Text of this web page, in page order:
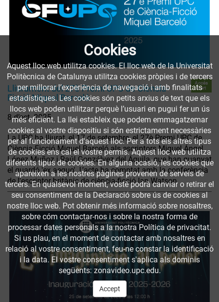
Lliurament del 27è Premi UPC de Ciència-
Ficció Miquel Barceló
Accés
obert
8 d’oct. 2025
La UPC ha lliurat, el 17 de setembre, el 27è Premi UPC de
Ciència-Ficció Miquel Barceló als escriptors Miguel Ángel
López Muñoz i Raúl Gonzálvez del Águila, que han guanyat
el guardó 'ex aequo'. L’acte ha comptat amb la conferència
de l'escriptor britànic de ciència-ficció Ian Watson.
Cookies
Aquest lloc web utilitza cookies. El lloc web de la Universitat
Politècnica de Catalunya utilitza cookies pròpies i de tercers
per millorar l’experiència de navegació i amb finalitats
estadístiques. Les cookies són petits arxius de text que els
llocs web poden utilitzar perquè l’usuari en pugui fer un ús
més eficient. La llei estableix que podem emmagatzemar
cookies al vostre dispositiu si són estrictament necessàries
per al funcionament d'aquest lloc. Per a tots els altres tipus
de cookies ens cal el vostre permís. Aquest lloc web utilitza
diferents tipus de cookies. En alguna ocasió, les cookies que
apareixen a les nostres pàgines provenen de serveis de
tercers. En qualsevol moment, vostè podrà canviar o retirar el
seu consentiment de la Declaració sobre ús de cookies al
nostre lloc web. Pot obtenir més informació sobre nosaltres,
sobre cóm contactar-nos i sobre la nostra forma de
processar dates personals a la nostra Política de privacitat.
Si us plau, en el moment de contactar amb nosaltres en
relació al vostre consentiment, feu-ne constar la identificació
i la data. El vostre consentiment s'aplica als dominis
següents: zonavideo.upc.edu.
Accept